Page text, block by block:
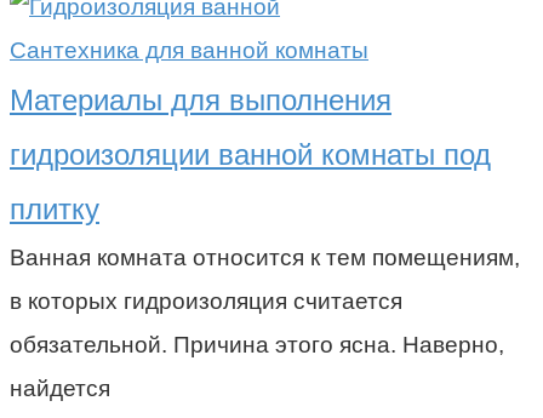
Сантехника для ванной комнаты
Материалы для выполнения
гидроизоляции ванной комнаты под
плитку
Ванная комната относится к тем помещениям,
в которых гидроизоляция считается
обязательной. Причина этого ясна. Наверно,
найдется